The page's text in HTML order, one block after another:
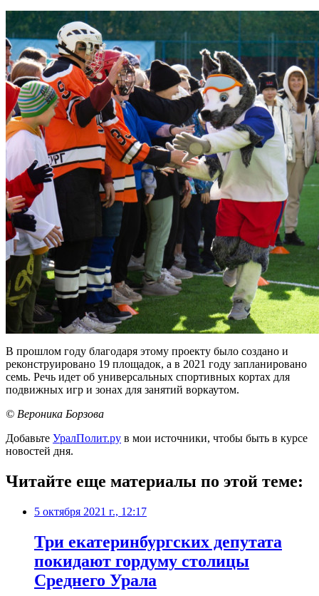
В прошлом году благодаря этому проекту было создано и
реконструировано 19 площадок, а в 2021 году запланировано
семь. Речь идет об универсальных спортивных кортах для
подвижных игр и зонах для занятий воркаутом.
© Вероника Борзова
Добавьте УралПолит.ру в мои источники, чтобы быть в курсе
новостей дня.
Читайте еще материалы по этой теме:
5 октября 2021 г., 12:17
Три екатеринбургских депутата
покидают гордуму столицы
Среднего Урала